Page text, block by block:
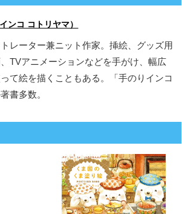
コ コトリヤマ）
レーター兼ニット作家。挿絵、グッズ用
TVアニメーションなどを手がけ、幅広
て絵を描くこともある。「手のりインコ
書多数。